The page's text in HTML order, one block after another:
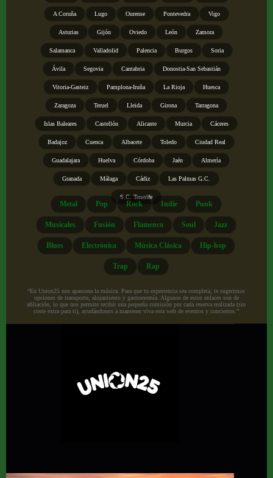
A Coruña Lugo Ourense Pontevedra Vigo
Asturias Gijón Oviedo León Zamora
Salamanca Valladolid Palencia Burgos Soria
Ávila Segovia Cantabria Donostia-San Sebastián
Vitoria-Gasteiz Pamplona-Iruña La Rioja Huesca
Zaragoza Teruel Lleida Girona Tarragona
Islas Baleares Castellón Alicante Murcia Cáceres
Badajoz Cuenca Albacete Toledo Ciudad Real
Guadalajara Huelva Córdoba Jaén Almería
Granada Málaga Cádiz Las Palmas G.C.
S.C. Tenerife
Metal Pop Rock Indie Punk
Musicales Fusión Flamenco Soul Jazz
Blues Electrónica Música Clásica Hip-hop
Trap Rap
“En Union25 nos apasiona la música. Para que tu experiencia sea completa, te sugerimos
opciones de transporte, alojamiento y gastronomía. Algunos de estos enlaces son de
afiliación, lo que nos permite recibir una pequeña comisión por cada reserva realizada (sin
coste extra para ti), ayudándonos a mantener viva esta web de eventos y conciertos.”